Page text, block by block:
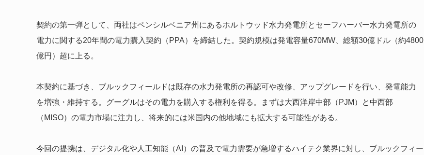
契約の第一弾として、両社はペンシルベニア州にあるホルトウッド水力発電所とセーフハーバー水力発電所の
電力に関する20年間の電力購入契約（PPA）を締結した。契約規模は発電容量670MW、総額30億ドル（約4800
億円）超に上る。
本契約に基づき、ブルックフィールドは既存の水力発電所の再認可や改修、アップグレードを行い、発電能力
を増強・維持する。グーグルはその電力を購入する権利を得る。まずは大西洋岸中部（PJM）と中西部
（MISO）の電力市場に注力し、将来的には米国内の他地域にも拡大する可能性がある。
今回の提携は、デジタル化や人工知能（AI）の普及で電力需要が急増するハイテク業界に対し、ブルックフィー